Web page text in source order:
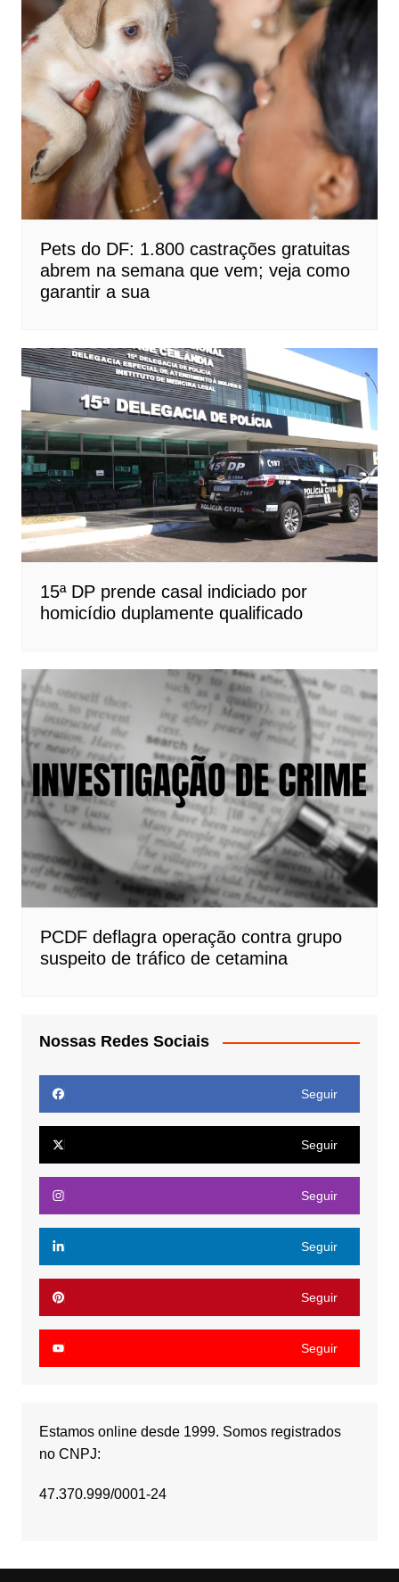
Pets do DF: 1.800 castrações gratuitas
abrem na semana que vem; veja como
garantir a sua
15ª DP prende casal indiciado por
homicídio duplamente qualificado
PCDF deflagra operação contra grupo
suspeito de tráfico de cetamina
Nossas Redes Sociais
Seguir
Seguir
Seguir
Seguir
Seguir
Seguir
Estamos online desde 1999. Somos registrados
no CNPJ:
47.370.999/0001-24